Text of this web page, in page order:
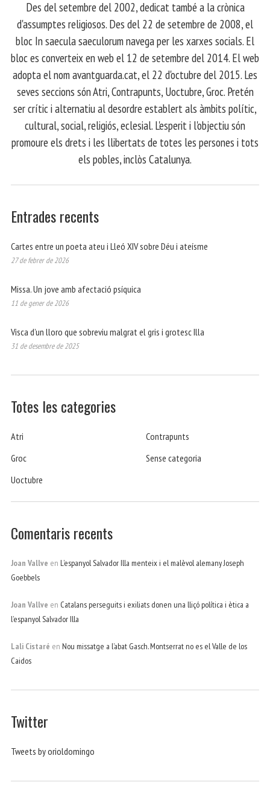
​ Des del setembre del 2002, dedicat també a la crònica
d'assumptes religiosos. Des del 22 de setembre de 2008, el
bloc In saecula saeculorum navega per les xarxes socials. El
bloc es converteix en web el 12 de setembre del 2014. El web
adopta el nom avantguarda.cat, el 22 d'octubre del 2015. Les
seves seccions són Atri, Contrapunts, Uoctubre, Groc. Pretén
ser crític i alternatiu al desordre establert als àmbits polític,
cultural, social, religiós, eclesial. L'esperit i l'objectiu són
promoure els drets i les llibertats de totes les persones i tots
els pobles, inclòs Catalunya.
Entrades recents
Cartes entre un poeta ateu i Lleó XIV sobre Déu i ateísme
27 de febrer de 2026
Missa. Un jove amb afectació psíquica
11 de gener de 2026
Visca d’un lloro que sobreviu malgrat el gris i grotesc Illa
31 de desembre de 2025
Totes les categories
Atri
Contrapunts
Groc
Sense categoria
Uoctubre
Comentaris recents
Joan Vallve en L’espanyol Salvador Illa menteix i el malèvol alemany Joseph
Goebbels
Joan Vallve en Catalans perseguits i exiliats donen una lliçó política i ètica a
l’espanyol Salvador Illa
Lali Cistaré en Nou missatge a l’abat Gasch. Montserrat no es el Valle de los
Caidos
Twitter
Tweets by orioldomingo